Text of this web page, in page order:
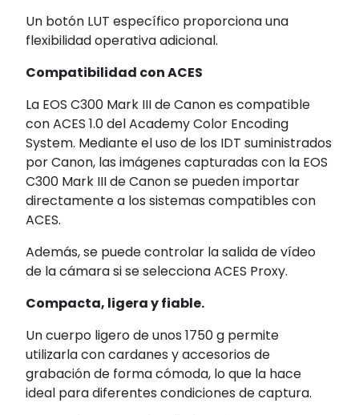
Un botón LUT específico proporciona una
flexibilidad operativa adicional.
Compatibilidad con ACES
La EOS C300 Mark III de Canon es compatible
con ACES 1.0 del Academy Color Encoding
System. Mediante el uso de los IDT suministrados
por Canon, las imágenes capturadas con la EOS
C300 Mark III de Canon se pueden importar
directamente a los sistemas compatibles con
ACES.
Además, se puede controlar la salida de vídeo
de la cámara si se selecciona ACES Proxy.
Compacta, ligera y fiable.
Un cuerpo ligero de unos 1750 g permite
utilizarla con cardanes y accesorios de
grabación de forma cómoda, lo que la hace
ideal para diferentes condiciones de captura.